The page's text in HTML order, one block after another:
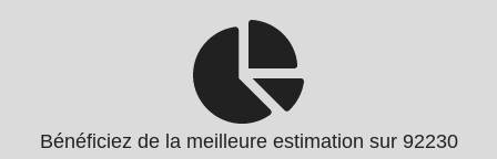
Bénéficiez de la meilleure estimation sur 92230